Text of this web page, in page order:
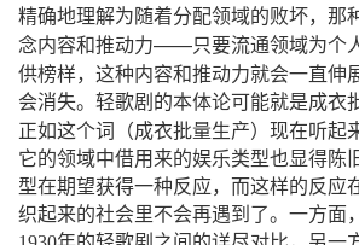
精确地理解为随着分配领域的败坏，那
念内容和推动力——只要流通领域为个
供榜样，这种内容和推动力就会一直伸
会消失。轻歌剧的本体论可能就是成衣
正如这个词
（成衣批量生产）
现在听起
它的领域中借用来的娱乐类型也显得陈
型在期望获得一种反应，而这样的反应
织起来的社会里不会再遇到了。一方面，